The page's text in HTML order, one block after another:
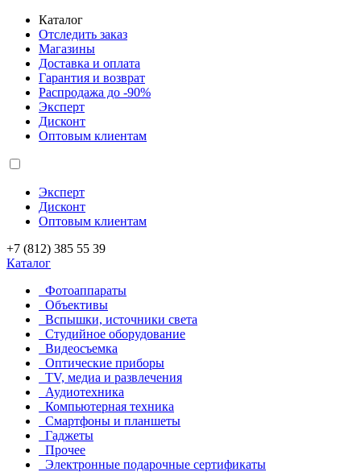
Каталог
Отследить заказ
Магазины
Доставка и оплата
Гарантия и возврат
Распродажа до -90%
Эксперт
Дисконт
Оптовым клиентам
Эксперт
Дисконт
Оптовым клиентам
+7 (812) 385 55 39
Каталог
Фотоаппараты
Объективы
Вспышки, источники света
Студийное оборудование
Видеосъемка
Оптические приборы
TV, медиа и развлечения
Аудиотехника
Компьютерная техника
Смартфоны и планшеты
Гаджеты
Прочее
Электронные подарочные сертификаты